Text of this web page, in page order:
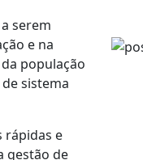
serem
e na
população
sistema
rápidas e
gestão de